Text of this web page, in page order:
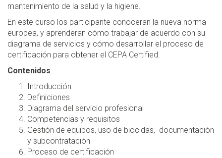
mantenimiento de la salud y la higiene.
En este curso los participante conoceran la nueva norma
europea, y aprenderan cómo trabajar de acuerdo con su
diagrama de servicios y cómo desarrollar el proceso de
certificación para obtener el CEPA Certified.
Contenidos:
Introducción
Definiciones
Diagrama del servicio profesional
Competencias y requisitos
Gestión de equipos, uso de biocidas, documentación
y subcontratación
Proceso de certificación